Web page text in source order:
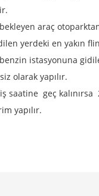
araç
yerdeki en yakın
istasyonuna
olarak yapılır.
saatine geç
yapılır.